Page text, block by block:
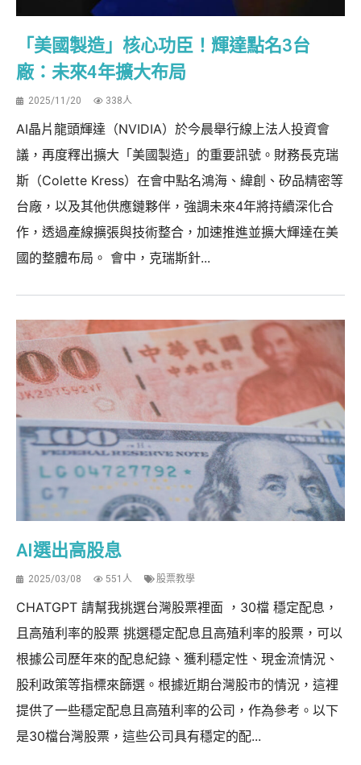
「美國製造」核心功臣！輝達點名3台
廠：未來4年擴大布局
2025/11/20 338人
AI晶片龍頭輝達（NVIDIA）於今晨舉行線上法人投資會
議，再度釋出擴大「美國製造」的重要訊號。財務長克瑞
斯（Colette Kress）在會中點名鴻海、緯創、矽品精密等
台廠，以及其他供應鏈夥伴，強調未來4年將持續深化合
作，透過產線擴張與技術整合，加速推進並擴大輝達在美
國的整體布局。 會中，克瑞斯針...
AI選出高股息
2025/03/08 551人 股票教學
CHATGPT 請幫我挑選台灣股票裡面 ，30檔 穩定配息，
且高殖利率的股票 挑選穩定配息且高殖利率的股票，可以
根據公司歷年來的配息紀錄、獲利穩定性、現金流情況、
股利政策等指標來篩選。根據近期台灣股市的情況，這裡
提供了一些穩定配息且高殖利率的公司，作為參考。以下
是30檔台灣股票，這些公司具有穩定的配...